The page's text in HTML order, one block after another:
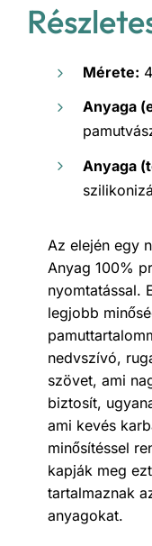
Mérete:
Anyaga
Anyaga
Az elején egy
Anyag 100%
nyomtatással.
legjobb
nedvszívó,
szövet, ami
biztosít,
ami kevés
minősítéssel
kapják meg
tartalmaznak
anyagokat.